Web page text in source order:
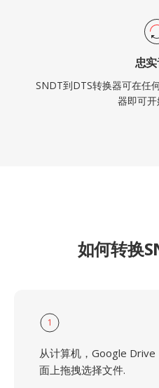
忠
SNDT到DTS转换器可在任
器即可开
如何转换
1
从计算机，Google
面上拖拽选择文件.